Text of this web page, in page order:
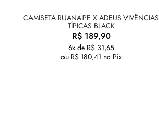
CAMISETA RUANAIPE X ADEUS VIVÊNCIAS
TÍPICAS BLACK
R$ 189,90
6x de R$ 31,65
ou R$180,41 no Pix